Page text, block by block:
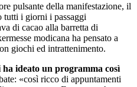
pulsante della manifestazione, il
tutti i giorni i passaggi
di cacao alla barretta di
modicana ha pensato a
giochi ed intrattenimento.
ideato un programma così
«così ricco di appuntamenti